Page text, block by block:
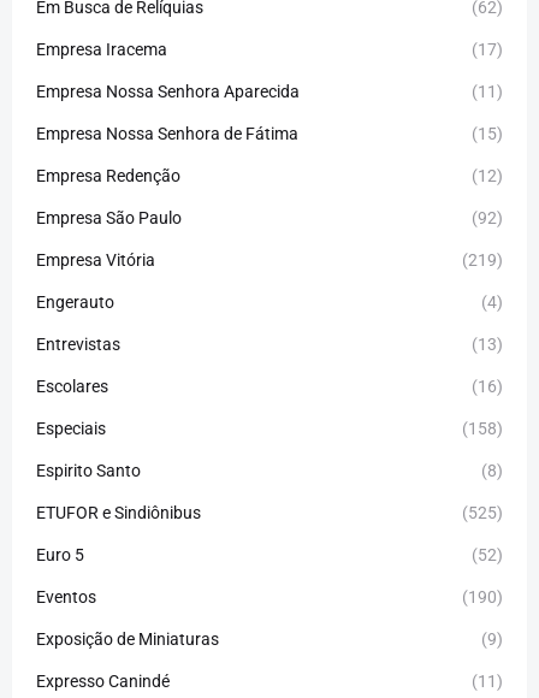
Em Busca de Relíquias (62)
Empresa Iracema (17)
Empresa Nossa Senhora Aparecida (11)
Empresa Nossa Senhora de Fátima (15)
Empresa Redenção (12)
Empresa São Paulo (92)
Empresa Vitória (219)
Engerauto (4)
Entrevistas (13)
Escolares (16)
Especiais (158)
Espirito Santo (8)
ETUFOR e Sindiônibus (525)
Euro 5 (52)
Eventos (190)
Exposição de Miniaturas (9)
Expresso Canindé (11)